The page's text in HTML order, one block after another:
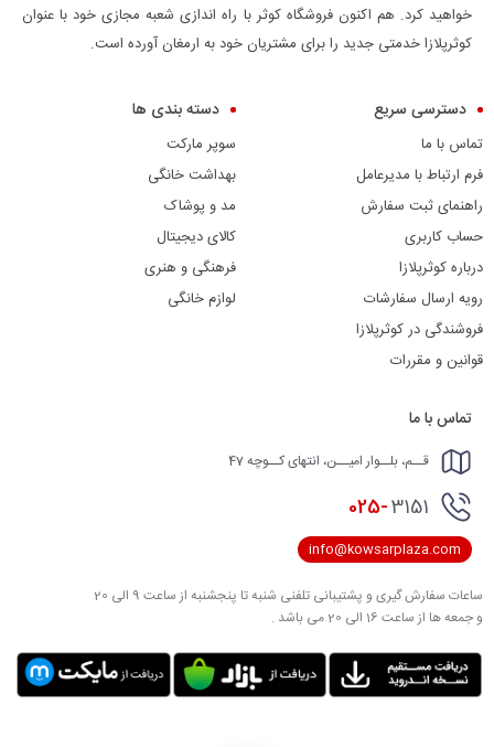
خواهید کرد. هم اکنون فروشگاه کوثر با راه اندازی شعبه مجازی خود با عنوان
کوثرپلازا خدمتی جدید را برای مشتریان خود به ارمغان آورده است.
دسترسی سریع
تماس با ما
فرم ارتباط با مدیرعامل
راهنمای ثبت سفارش
حساب کاربری
درباره کوثرپلازا
رویه ارسال سفارشات
فروشندگی در کوثرپلازا
قوانین و مقررات
دسته بندی ها
سوپر مارکت
بهداشت خانگی
مد و پوشاک
کالای دیجیتال
فرهنگی و هنری
لوازم خانگی
تماس با ما
قــم، بلــوار امیــن، انتهای کــوچه 47
025-3151
info@kowsarplaza.com
ساعات سفارش گیری و پشتیبانی تلفنی شنبه تا پنجشنبه از ساعت 9 الی 20
و جمعه ها از ساعت 16 الی 20 می باشد .